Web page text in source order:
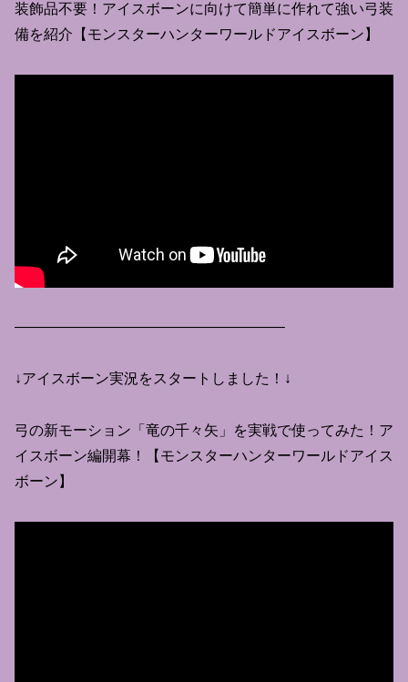
装飾品不要！アイスボーンに向けて簡単に作れて強い弓装
備を紹介【モンスターハンターワールドアイスボーン】
——————————————————–
↓アイスボーン実況をスタートしました！↓
弓の新モーション「竜の千々矢」を実戦で使ってみた！ア
イスボーン編開幕！【モンスターハンターワールドアイス
ボーン】